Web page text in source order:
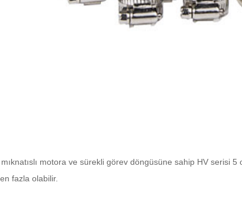
motora ve sürekli görev döngüsüne sahip HV serisi
fazla olabilir.